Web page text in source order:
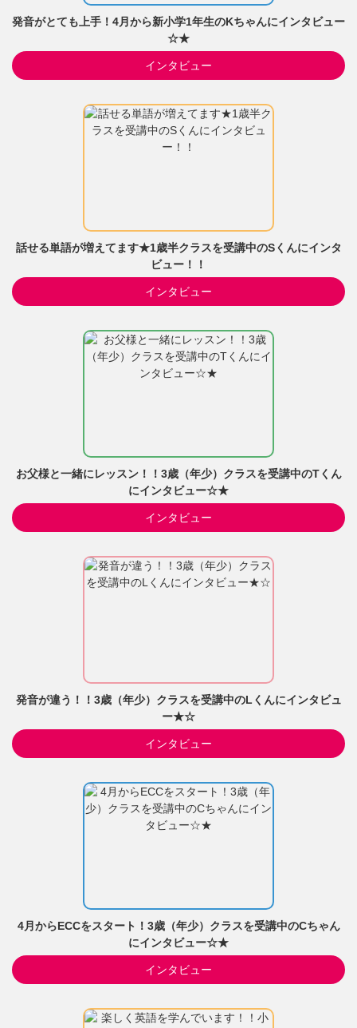
発音がとても上手！4月から新小学1年生のKちゃんにインタビュー
☆★
インタビュー
話せる単語が増えてます★1歳半クラスを受講中のSくんにインタ
ビュー！！
インタビュー
お父様と一緒にレッスン！！3歳（年少）クラスを受講中のTくん
にインタビュー☆★
インタビュー
発音が違う！！3歳（年少）クラスを受講中のLくんにインタビュ
ー★☆
インタビュー
4月からECCをスタート！3歳（年少）クラスを受講中のCちゃん
にインタビュー☆★
インタビュー